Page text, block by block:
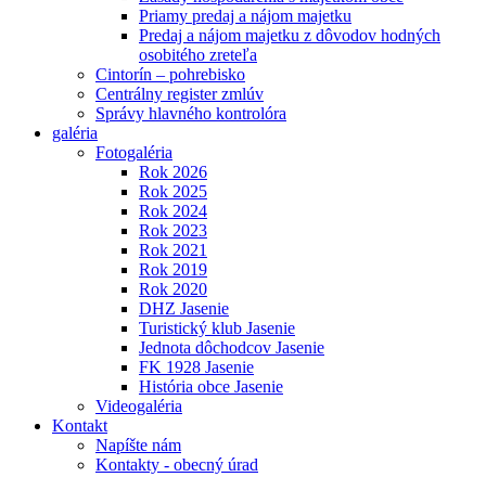
Priamy predaj a nájom majetku
Predaj a nájom majetku z dôvodov hodných
osobitého zreteľa
Cintorín – pohrebisko
Centrálny register zmlúv
Správy hlavného kontrolóra
galéria
Fotogaléria
Rok 2026
Rok 2025
Rok 2024
Rok 2023
Rok 2021
Rok 2019
Rok 2020
DHZ Jasenie
Turistický klub Jasenie
Jednota dôchodcov Jasenie
FK 1928 Jasenie
História obce Jasenie
Videogaléria
Kontakt
Napíšte nám
Kontakty - obecný úrad